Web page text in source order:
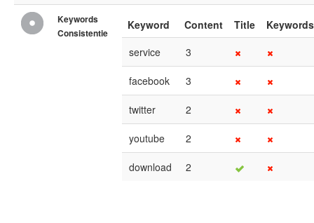
Keywords
Consistentie
Keyword Content Title
Keywords
service
3
facebook 3
twitter 2
youtube 2
download 2